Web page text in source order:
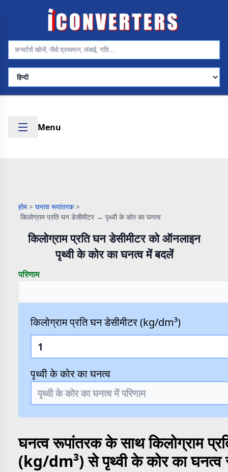
भाषा चुनें
Menu
होम > घनत्व रूपांतरक >
किलोग्राम प्रति घन डेसीमीटर → पृथ्वी के कोर का घनत्व
किलोग्राम प्रति घन डेसीमीटर को ऑनलाइन
पृथ्वी के कोर का घनत्व में बदलें
परिणाम
किलोग्राम प्रति घन डेसीमीटर (kg/dm³)
पृथ्वी के कोर का घनत्व
घनत्व रूपांतरक के साथ किलोग्राम
(kg/dm³) से पृथ्वी के कोर का घनत्व